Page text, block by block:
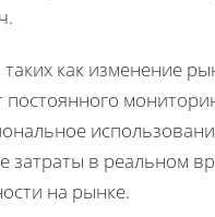
как изменение
постоянного
в реальном
на рынке.